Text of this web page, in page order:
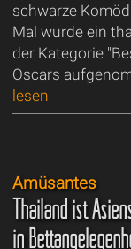
schwarze
Mal wurde ein
der Kategorie
Oscars
lesen
Amüsantes
Thailand ist
in